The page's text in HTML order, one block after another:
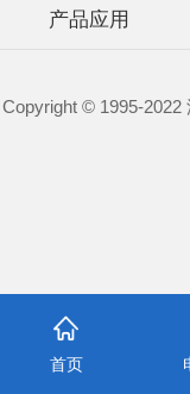
产品应用
Copyright © 1995-
首页